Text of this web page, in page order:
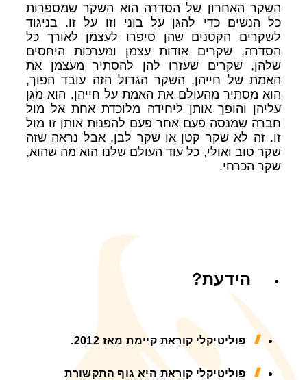
השקר האחרון של הסדרה הוא השקר שמספרות
כל הנשים כדי להגן על בוני וזו על זו. בניגוד
לשקרים הקטנים שהן סיפרו לעצמן לאורך כל
הסדרה, שקרים אודות עצמן ומערכות היחסים
שלהן, שקרים שעזרו להן להסתיר מעצמן את
האמת של חייהן, השקר הגדול הזה עובד הפוך,
הוא מסתיר מהעולם את האמת על חייהן. הוא מגן
עליהן והופך אותן ליחידה מלוכדת אחת אל מול
חברה שמנסה פעם אחר פעם להפנות אותן זו מול
זו. זה לא שקר קטן או שקר לבן, אבל נראה שזה
שקר טוב ואולי, כל עוד העולם שלנו הוא מה שהוא,
שקר הכרחי.
הידעת?
פוליטיקלי קוראת קיימת מאז 2012.
פוליטיקלי קוראת היא גוף התקשורת